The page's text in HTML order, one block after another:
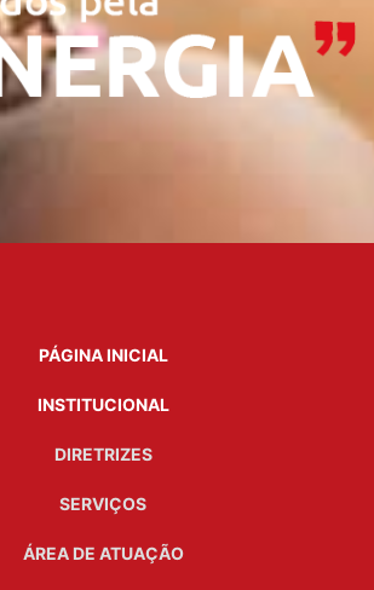
PÁGINA INICIAL
INSTITUCIONAL
DIRETRIZES
SERVIÇOS
ÁREA DE ATUAÇÃO